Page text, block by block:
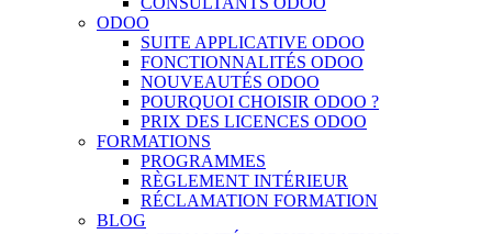
ODOO
SUITE APPLICATIVE ODOO
FONCTIONNALITÉS ODOO
NOUVEAUTÉS ODOO
POURQUOI CHOISIR ODOO ?
PRIX DES LICENCES ODOO
FORMATIONS
PROGRAMMES
RÈGLEMENT INTÉRIEUR
RÉCLAMATION FORMATION
BLOG